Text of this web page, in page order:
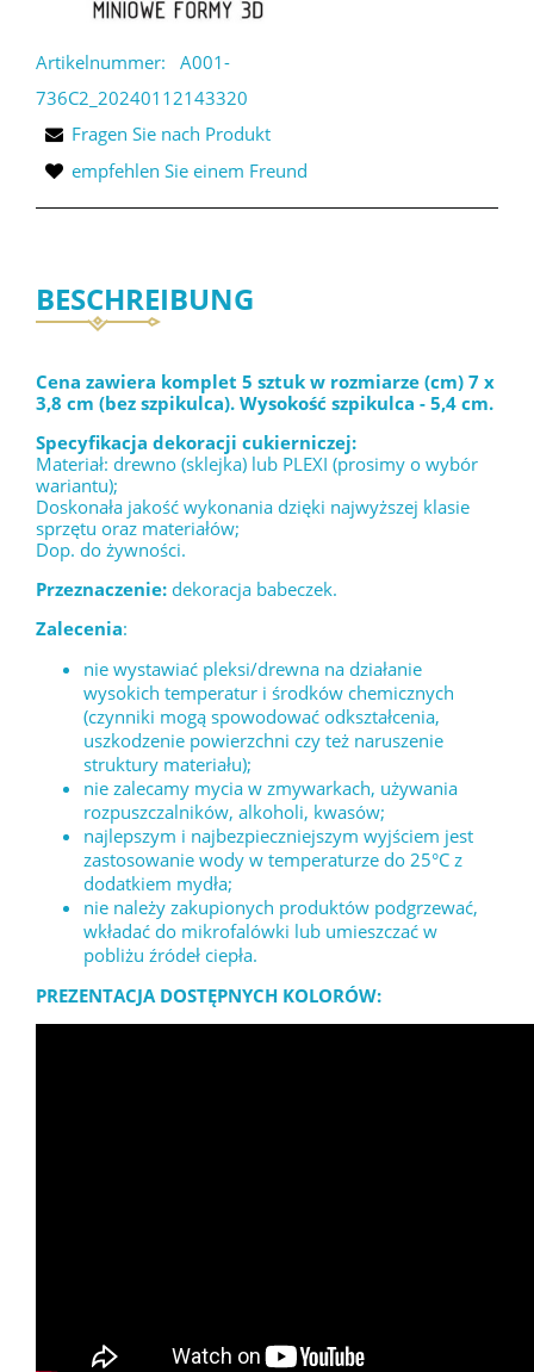
Artikelnummer:
A001-
736C2_20240112143320
Fragen Sie nach Produkt
empfehlen Sie einem Freund
BESCHREIBUNG
Cena zawiera komplet 5 sztuk w rozmiarze (cm) 7 x
3,8 cm (bez szpikulca). Wysokość szpikulca - 5,4 cm.
Specyfikacja dekoracji cukierniczej:
Materiał: drewno (sklejka) lub PLEXI (prosimy o wybór
wariantu);
Doskonała jakość wykonania dzięki najwyższej klasie
sprzętu oraz materiałów;
Dop. do żywności.
Przeznaczenie: dekoracja babeczek.
Zalecenia:
nie wystawiać pleksi/drewna na działanie
wysokich temperatur i środków chemicznych
(czynniki mogą spowodować odkształcenia,
uszkodzenie powierzchni czy też naruszenie
struktury materiału);
nie zalecamy mycia w zmywarkach, używania
rozpuszczalników, alkoholi, kwasów;
najlepszym i najbezpieczniejszym wyjściem jest
zastosowanie wody w temperaturze do 25°C z
dodatkiem mydła;
nie należy zakupionych produktów podgrzewać,
wkładać do mikrofalówki lub umieszczać w
pobliżu źródeł ciepła.
PREZENTACJA DOSTĘPNYCH KOLORÓW: